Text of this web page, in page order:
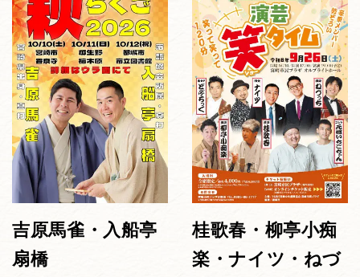
吉原馬雀・入船亭
扇橋
桂歌春・柳亭小痴
楽・ナイツ・ねづ